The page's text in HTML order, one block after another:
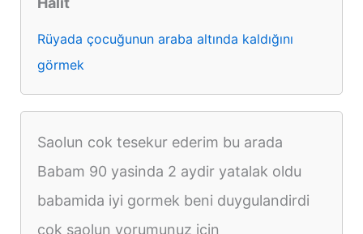
Rüyada çocuğunun araba altında kaldığını
görmek
Saolun cok tesekur ederim bu arada
Babam 90 yasinda 2 aydir yatalak oldu
babamida iyi gormek beni duygulandirdi
cok saolun yorumunuz icin